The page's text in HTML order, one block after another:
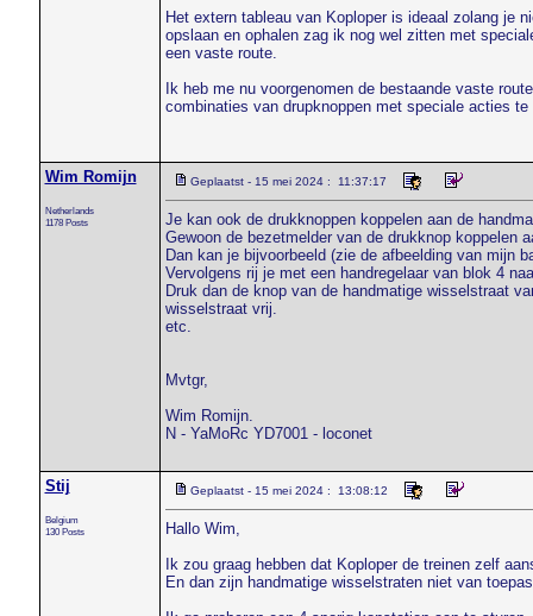
Het extern tableau van Koploper is ideaal zolang je
opslaan en ophalen zag ik nog wel zitten met
een vaste route.
Ik heb me nu voorgenomen de bestaande vaste
combinaties van drupknoppen met speciale acties te
Wim Romijn
Netherlands
1178 Posts
Geplaatst - 15 mei 2024 : 11:37:17
Je kan ook de drukknoppen koppelen aan de
Gewoon de bezetmelder van de drukknop koppelen
Dan kan je bijvoorbeeld (zie de afbeelding van mijn
Vervolgens rij je met een handregelaar van blok 4
Druk dan de knop van de handmatige wisselstraat
wisselstraat vrij.
etc.
Mvtgr,
Wim Romijn.
N - YaMoRc YD7001 - loconet
Stij
Belgium
130 Posts
Geplaatst - 15 mei 2024 : 13:08:12
Hallo Wim,
Ik zou graag hebben dat Koploper de treinen zelf
En dan zijn handmatige wisselstraten niet van